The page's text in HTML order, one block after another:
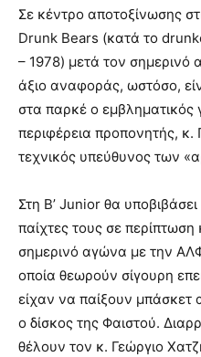
Σε κέντρο αποτοξίνωσης
Drunk Bears (κατά το
– 1978) μετά τον
άξιο αναφοράς, ωστόσο,
στα παρκέ ο εμβληματικός
περιφέρεια προπονητής,
τεχνικός υπεύθυνος των
Στη Β’ Junior θα
παίχτες τους σε
σημερινό αγώνα με την
οποία θεωρούν σίγουρη
είχαν να παίξουν
ο δίσκος της Φαιστού.
θέλουν τον κ. Γεώργιο